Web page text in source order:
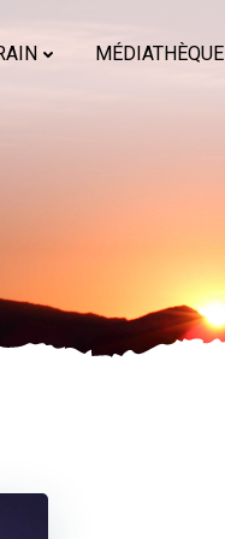
MÉDIATHÈQUE